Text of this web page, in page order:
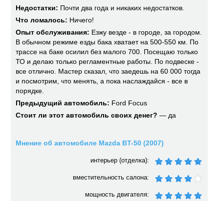
Недостатки: Почти два года и никаких недостатков.
Что ломалось: Ничего!
Опыт обслуживания: Езжу везде - в городе, за городом.
В обычном режиме езды бака хватает на 500-550 км. По
трассе на баке осилил без малого 700. Посещаю только
ТО и делаю только регламентные работы. По подвеске -
все отлично. Мастер сказал, что заедешь на 60 000 тогда
и посмотрим, что менять, а пока наслаждайся - все в
порядке.
Предыдущий автомобиль: Ford Focus
Стоит ли этот автомобиль своих денег? — да
Мнение об автомобиле Mazda BT-50 (2007)
интерьер (отделка):
вместительность салона:
мощность двигателя: